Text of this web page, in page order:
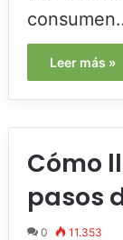
Leer más »
Cómo
pasos
0 11.353